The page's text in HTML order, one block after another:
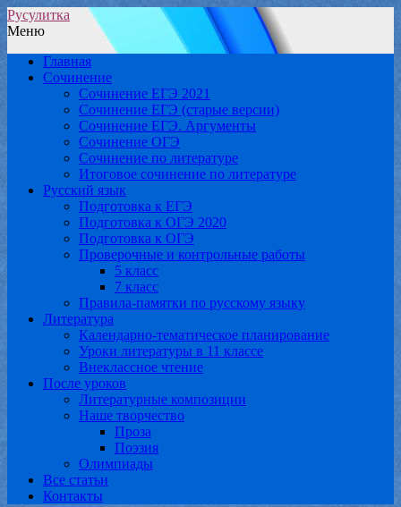
Русулитка
Меню
Главная
Сочинение
Сочинение ЕГЭ 2021
Сочинение ЕГЭ (старые версии)
Сочинение ЕГЭ. Аргументы
Сочинение ОГЭ
Сочинение по литературе
Итоговое сочинение по литературе
Русский язык
Подготовка к ЕГЭ
Подготовка к ОГЭ 2020
Подготовка к ОГЭ
Проверочные и контрольные работы
5 класс
7 класс
Правила-памятки по русскому языку
Литература
Календарно-тематическое планирование
Уроки литературы в 11 классе
Внеклассное чтение
После уроков
Литературные композиции
Наше творчество
Проза
Поэзия
Олимпиады
Все статьи
Контакты